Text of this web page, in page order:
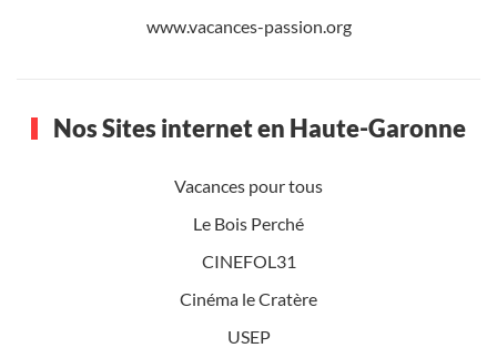
www.vacances-passion.org
Nos Sites internet en Haute-Garonne
Vacances pour tous
Le Bois Perché
CINEFOL31
Cinéma le Cratère
USEP